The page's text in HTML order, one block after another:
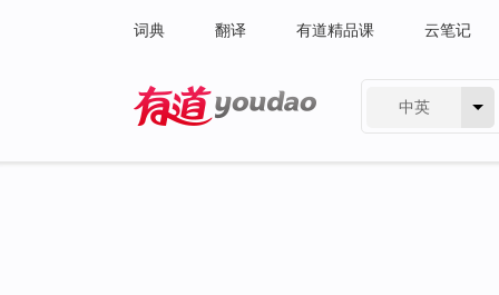
词典 翻译 有道精品课 云笔记
中英